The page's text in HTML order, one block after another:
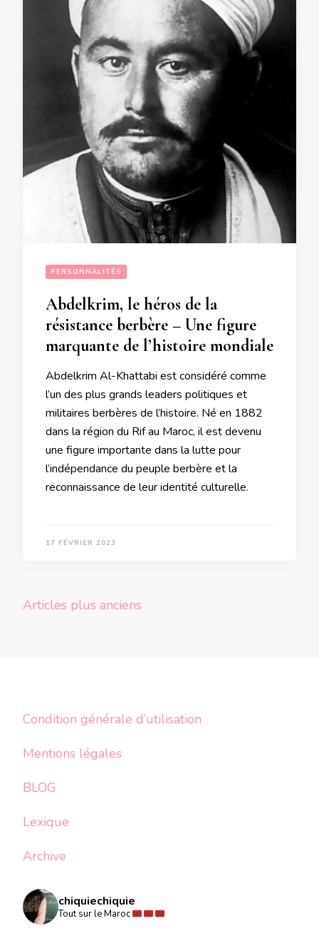
PERSONNALITÉS
Abdelkrim, le héros de la
résistance berbère – Une figure
marquante de l’histoire mondiale
Abdelkrim Al-Khattabi est considéré comme
l’un des plus grands leaders politiques et
militaires berbères de l’histoire. Né en 1882
dans la région du Rif au Maroc, il est devenu
une figure importante dans la lutte pour
l’indépendance du peuple berbère et la
reconnaissance de leur identité culturelle.
17 FÉVRIER 2023
Navigation
Articles plus anciens
Condition générale d’utilisation
Mentions légales
BLOG
Lexique
Archive
chiquiechiquie
Tout sur le Maroc